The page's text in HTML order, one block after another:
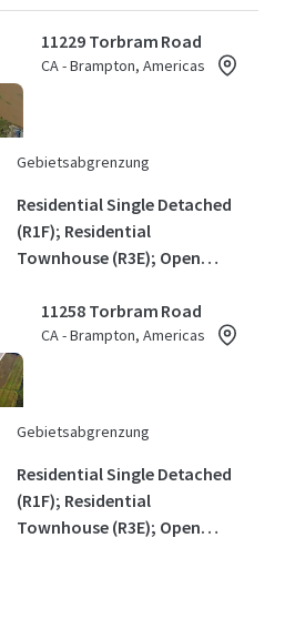
11229 Torbram Road
CA - Brampton, Americas
Gebietsabgrenzung
Residential Single Detached
(R1F); Residential
Townhouse (R3E); Open
11258 Torbram Road
CA - Brampton, Americas
Gebietsabgrenzung
Residential Single Detached
(R1F); Residential
Townhouse (R3E); Open